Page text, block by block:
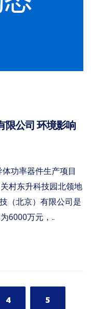
限公司 环境影响
功率器件生产项目
村东升科技园北领地
（北京）有限公司是
6000万元，..
4 5